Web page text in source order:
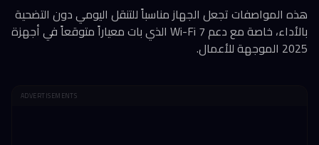
هذه المواصفات تجعل الجهاز مناسباً للتنقل اليومي دون التضحية
بالأداء، خاصة مع دعم Wi-Fi 7 الذي بات معياراً متوقعاً في أجهزة
2025 الموجهة للأعمال.
ADVERTISEMENTS